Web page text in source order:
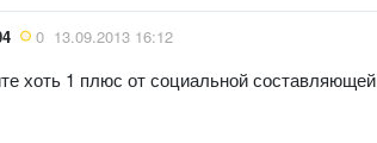
0 13.09.2013 16:12
хоть 1 плюс от социальной составляющей